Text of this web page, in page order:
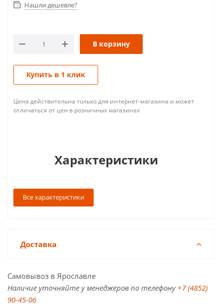
Нашли дешевле?
В корзину
Купить в 1 клик
Цена действительна только для интернет-магазина и может
отличаться от цен в розничных магазинах
Характеристики
Все характеристики
Доставка
Самовывоз в Ярославле
Наличие уточняйте у менеджеров по телефону +7 (4852)
90-45-06